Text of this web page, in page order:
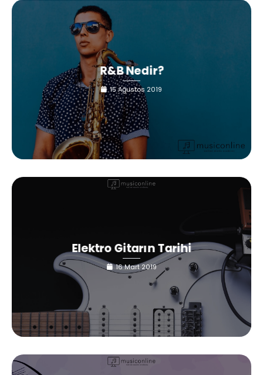
R&B Nedir?
15 Ağustos 2019
Elektro Gitarın Tarihi
16 Mart 2019